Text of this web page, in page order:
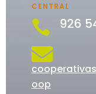
CENTRAL
 926

oop